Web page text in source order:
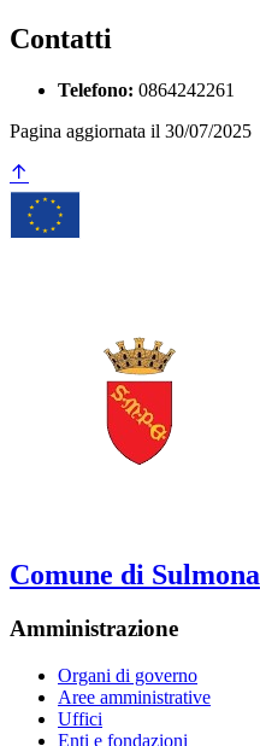
Contatti
Telefono: 0864242261
Pagina aggiornata il 30/07/2025
Comune di Sulmona
Amministrazione
Organi di governo
Aree amministrative
Uffici
Enti e fondazioni